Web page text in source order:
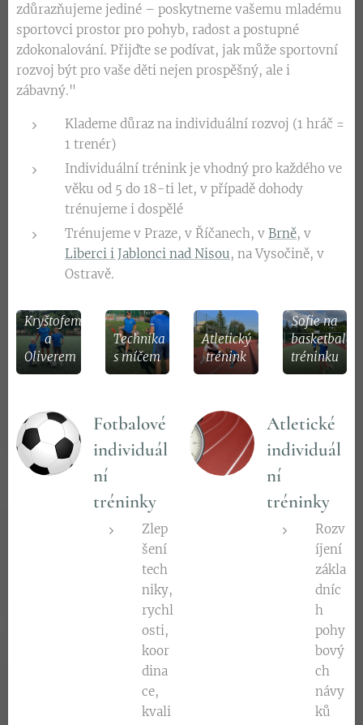
zdůrazňujeme jediné – poskytneme vašemu mladému
sportovci prostor pro pohyb, radost a postupné
zdokonalování. Přijďte se podívat, jak může sportovní
rozvoj být pro vaše děti nejen prospěšný, ale i
zábavný."
Klademe důraz na individuální rozvoj (1 hráč =
1 trenér)
Individuální trénink je vhodný pro každého ve
věku od 5 do 18-ti let, v případě dohody
trénujeme i dospělé
Trénujeme v Praze, v Říčanech, v Brně, v
Liberci i Jablonci nad Nisou, na Vysočině, v
Ostravě.
Kryštofem
a
Oliverem
Technika
s míčem
Atletický
trénink
Sofie na
tréninku
Fotbalové
individuál
ní
tréninky
Zlep
šení
tech
niky,
rychl
osti,
koor
dina
ce,
kvali
Atletické
individuál
ní
tréninky
Rozv
íjení
zákla
dníc
h
pohy
bový
ch
návy
ků